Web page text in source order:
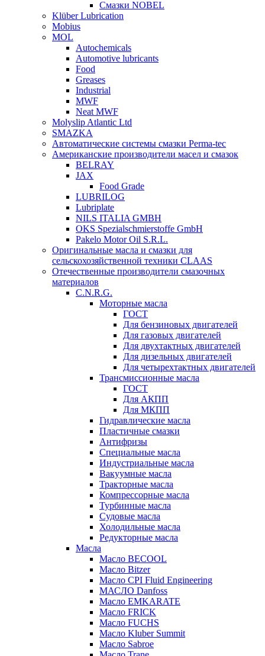
Смазки NOBEL
Klüber Lubrication
Mobius
MOL
Autochemicals
Automotive lubricants
Food
Greases
Industrial
MWF
Neat MWF
Molyslip Atlantic Ltd
SMAZKA
Автоматические системы смазки Perma-tec
Американские производители масел и смазок
BELRAY
JAX
Food Grade
LUBRILOG
Lubriplate
NILS ITALIA GMBH
OKS Spezialschmierstoffe GmbH
Pakelo Motor Oil S.R.L.
Оригинальные масла и смазки для
сельскохозяйственной техники CLAAS
Отечественные производители смазочных
материалов
C.N.R.G.
Моторные масла
ГОСТ
Для бензиновых двигателей
Для газовых двигателей
Для двухтактных двигателей
Для дизельных двигателей
Для четырехтактных двигателей
Трансмиссионные масла
ГОСТ
Для АКПП
Для МКПП
Гидравлические масла
Пластичные смазки
Антифризы
Специальные масла
Индустриальные масла
Вакуумные масла
Тракторные масла
Компрессорные масла
Турбинные масла
Судовые масла
Холодильные масла
Редукторные масла
Масла
Масло BECOOL
Масло Bitzer
Масло CPI Fluid Engineering
МАСЛО Danfoss
Масло EMKARATE
Масло FRICK
Масло FUCHS
Масло Kluber Summit
Масло Sabroe